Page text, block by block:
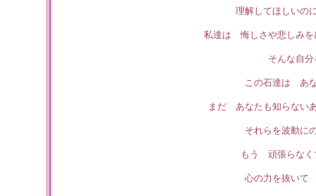
理解してほしいの
私達は 悔しさや悲しみ
そんな自
この石達は あ
まだ あなたも知らない
それらを波動に
もう 頑張らなく
心の力を抜いて